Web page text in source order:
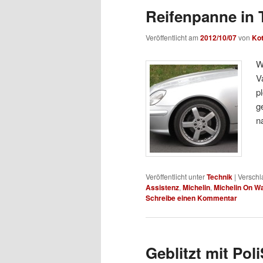
Reifenpanne in
Veröffentlicht am 2012/10/07von
Veröffentlicht unterTechnik |
Assistenz, Michelin, Michelin On
Schreibe einen Kommentar
Geblitzt mit